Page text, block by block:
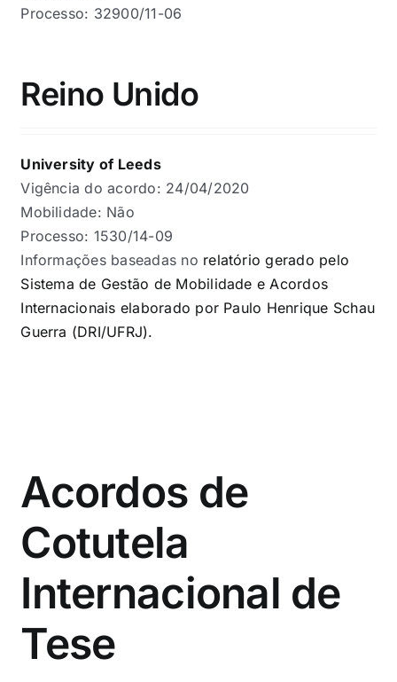
Processo: 32900/11-06
Reino Unido
University of Leeds
Vigência do acordo: 24/04/2020
Mobilidade: Não
Processo: 1530/14-09
Informações baseadas no relatório gerado pelo
Sistema de Gestão de Mobilidade e Acordos
Internacionais elaborado por Paulo Henrique Schau
Guerra (DRI/UFRJ).
Acordos de
Cotutela
Internacional de
Tese